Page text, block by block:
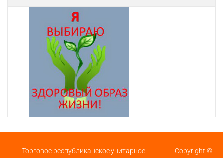
Торговое республиканское унитарное
Copyright ©